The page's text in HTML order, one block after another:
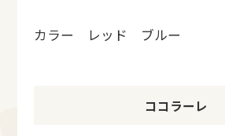
カラー レッド ブルー
ココラーレ